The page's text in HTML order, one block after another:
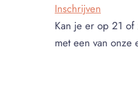
Inschrijven
Kan je er op 21
met een van onze